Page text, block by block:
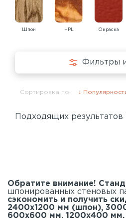
Шпон HPL Окраска
Фильтры
Сортировка по:
Подходящих результатов
Обратите внимание!
шпонированных стеновых
сэкономить и получить
2400х1200 мм (шпон),
600х600 мм, 1200х400